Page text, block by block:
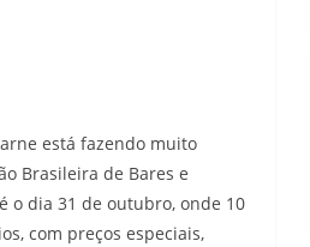
está fazendo muito
Brasileira de Bares e
o dia 31 de outubro, onde 10
com preços especiais,